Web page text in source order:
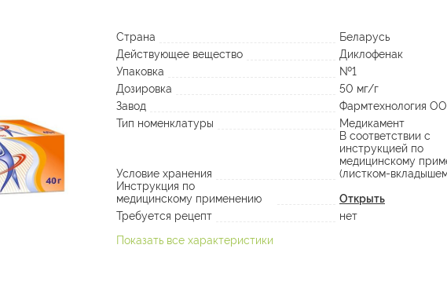
Страна
Беларусь
Действующее вещество
Диклофенак
Упаковка
№1
Дозировка
50 мг/г
Завод
Фармтехнология
Тип номенклатуры
Медикамент
Условие хранения
В соответствии с
инструкцией по
медицинскому
(листком-
Инструкция по
медицинскому применению
Открыть
Требуется рецепт
нет
Показать все характеристики